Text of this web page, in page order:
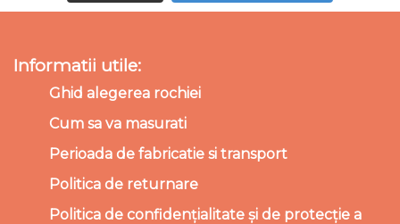
Informatii utile:
Ghid alegerea rochiei
Cum sa va masurati
Perioada de fabricatie si transport
Politica de returnare
Politica de confidențialitate și de protecție a